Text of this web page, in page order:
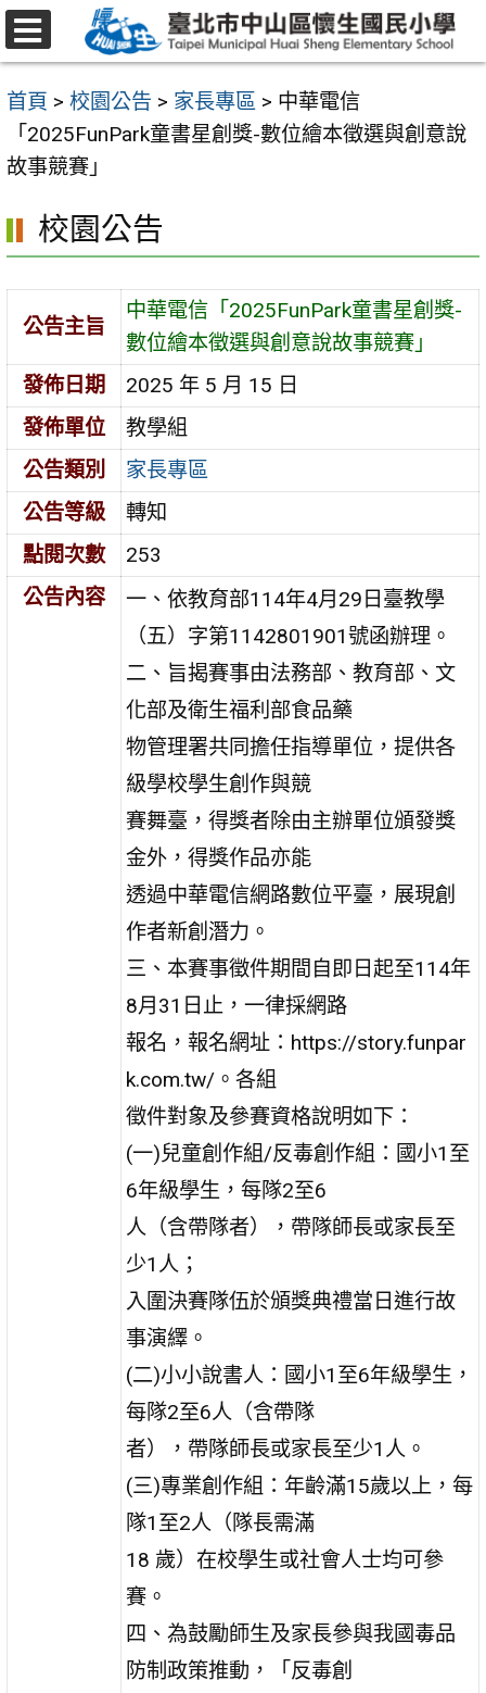
跳
至
要
容
首頁 > 校園公告 > 家長專區 > 中華電信
「2025FunPark童書星創獎-數位繪本徵選與創意說
故事競賽」
校園公告
公告主旨
中華電信「2025FunPark童書星創獎-
數位繪本徵選與創意說故事競賽」
發佈日期
2025 年 5 月 15 日
發佈單位
教學組
公告類別
家長專區
公告等級
轉知
點閱次數
253
公告內容
一、依教育部114年4月29日臺教學
（五）字第1142801901號函辦理。
二、旨揭賽事由法務部、教育部、文
化部及衛生福利部食品藥
物管理署共同擔任指導單位，提供各
級學校學生創作與競
賽舞臺，得獎者除由主辦單位頒發獎
金外，得獎作品亦能
透過中華電信網路數位平臺，展現創
作者新創潛力。
三、本賽事徵件期間自即日起至114年
8月31日止，一律採網路
報名，報名網址：https://story.funpar
k.com.tw/。各組
徵件對象及參賽資格說明如下：
(一)兒童創作組/反毒創作組：國小1至
6年級學生，每隊2至6
人（含帶隊者），帶隊師長或家長至
少1人；
入圍決賽隊伍於頒獎典禮當日進行故
事演繹。
(二)小小說書人：國小1至6年級學生，
每隊2至6人（含帶隊
者），帶隊師長或家長至少1人。
(三)專業創作組：年齡滿15歲以上，每
隊1至2人（隊長需滿
18 歲）在校學生或社會人士均可參
賽。
四、為鼓勵師生及家長參與我國毒品
防制政策推動，「反毒創
選
單